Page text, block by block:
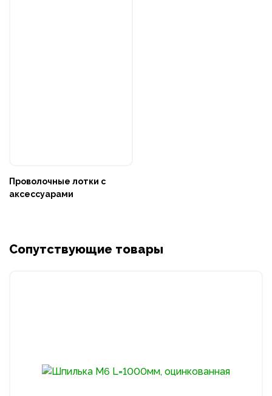
Проволочные лотки с
аксессуарами
Сопутствующие товары